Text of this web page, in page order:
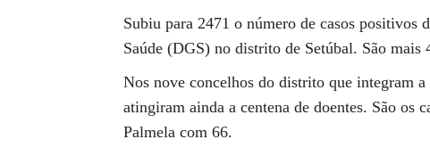
Subiu para 2471 o número de casos
Saúde (DGS) no distrito de Setúbal. São mais
Nos nove concelhos do distrito que integram
atingiram ainda a centena de doentes. São os
Palmela com 66.